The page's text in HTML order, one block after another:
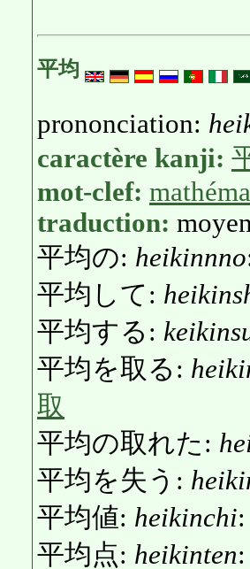
平均
prononciation:
caractère kanji:
mot-clef:
traduction:
平均の: heikinnno
平均して:
平均する:
平均を取る:
取
平均の取れた:
平均を失う:
平均値: heikinchi
平均点: heikinten